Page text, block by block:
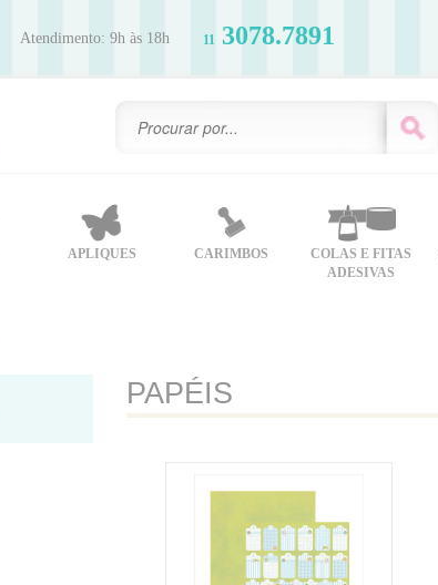
Atendimento: 9h às 18h 11 3078.7891
APLIQUES CARIMBOS
COLAS E FITAS
ADESIVAS
PAPÉIS